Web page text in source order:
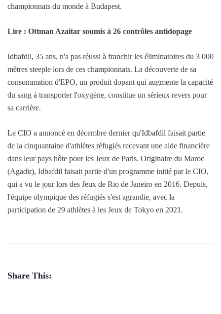
championnats du monde à Budapest.
Lire : Ottman Azaitar soumis à 26 contrôles antidopage
Idbafdil, 35 ans, n'a pas réussi à franchir les éliminatoires du 3 000
mètres steeple lors de ces championnats. La découverte de sa
consommation d'EPO, un produit dopant qui augmente la capacité
du sang à transporter l'oxygène, constitue un sérieux revers pour
sa carrière.
Le CIO a annoncé en décembre dernier qu'Idbafdil faisait partie
de la cinquantaine d'athlètes réfugiés recevant une aide financière
dans leur pays hôte pour les Jeux de Paris. Originaire du Maroc
(Agadir), Idbafdil faisait partie d'un programme initié par le CIO,
qui a vu le jour lors des Jeux de Rio de Janeiro en 2016. Depuis,
l'équipe olympique des réfugiés s'est agrandie, avec la
participation de 29 athlètes à les Jeux de Tokyo en 2021.
Share This: